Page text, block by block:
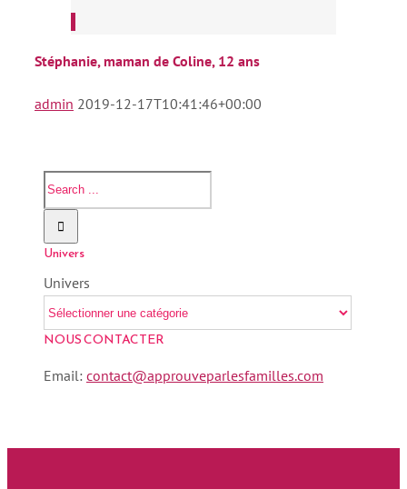
Stéphanie, maman de Coline, 12 ans
admin 2019-12-17T10:41:46+00:00
Univers
Univers
NOUS CONTACTER
Email: contact@approuveparlesfamilles.com